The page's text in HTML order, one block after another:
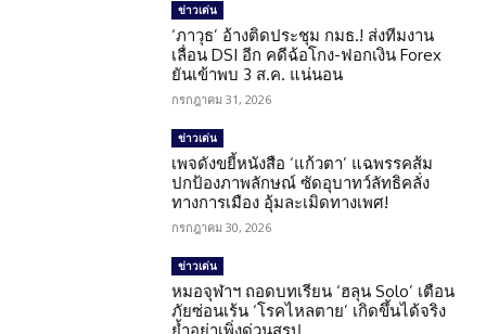
ข่าวเด่น
‘ภาวุธ’ อ้างติดประชุม กมธ.! ส่งทีมงาน
เลื่อน DSI อีก คดีฉ้อโกง-ฟอกเงิน Forex
ยันเข้าพบ 3 ส.ค. แน่นอน
กรกฎาคม 31, 2026
ข่าวเด่น
เพจดังขยี้หนังสือ ‘แก้วตา’ แฉพรรคส้ม
ปกป้องภาพลักษณ์ ซัดอุบาทว์ลัทธิคลั่ง
ทางการเมือง อุ้มละเมิดทางเพศ!
กรกฎาคม 30, 2026
ข่าวเด่น
หมอจุฬาฯ ถอดบทเรียน ‘ฮลุน Solo’ เตือน
ภัยซ่อนเร้น ‘โรคไหลตาย’ เกิดขึ้นได้จริง